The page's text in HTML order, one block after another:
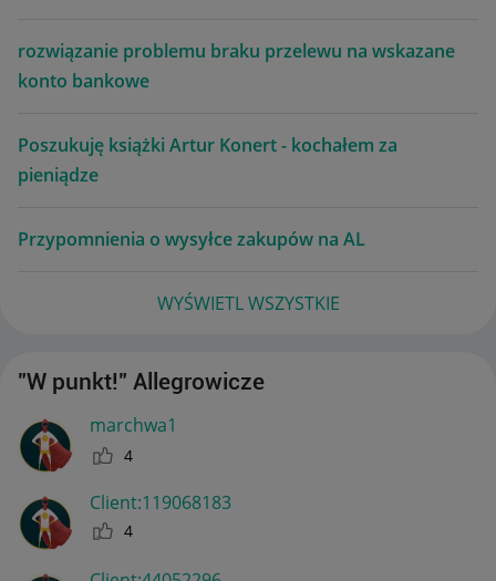
rozwiązanie problemu braku przelewu na wskazane
konto bankowe
Poszukuję książki Artur Konert - kochałem za
pieniądze
Przypomnienia o wysyłce zakupów na AL
WYŚWIETL WSZYSTKIE
"W punkt!" Allegrowicze
marchwa1
4
Client:119068183
4